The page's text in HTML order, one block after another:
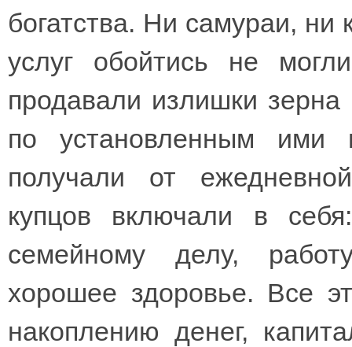
богатства. Ни самураи, ни
услуг обойтись не
продавали излишки
по установленным ими
получали от
купцов включали в
семейному делу,
хорошее здоровье. Все
накоплению денег,